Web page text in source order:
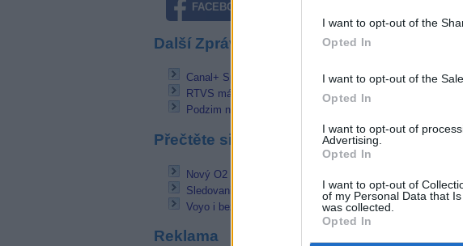
I want to opt-out of the
Opted In
I want to opt-out of the
Opted In
I want to opt-out of
Advertising.
Opted In
I want to opt-out of
of my Personal Data that
was collected.
Opted In
FACEBOOK
Další Zprávičky
Canal+ Sport HD brzy v Magio a DIGI SK?
RTVS má nového šéfa a management
Podzim na menších kanálech Primy: Rozšíření vlastní
Přečtěte si také
Nový O2 TV Box od srpna v prodeji
SledovaniTV se rozšiřuje o kanál Epic Drama
Voyo i bez připojení k internetu
Reklama